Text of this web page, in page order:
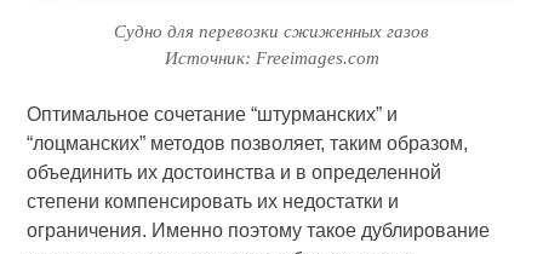
Судно для перевозки сжиженных газов
Источник: Freeimages.com
Оптимальное сочетание “штурманских” и
“лоцманских” методов позволяет, таким образом,
объединить их достоинства и в определенной
степени компенсировать их недостатки и
ограничения. Именно поэтому такое дублирование